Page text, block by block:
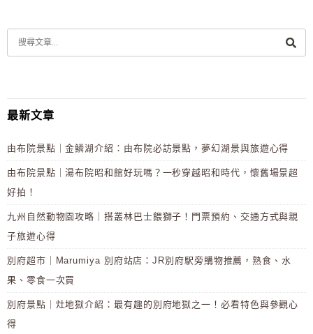
最新文章
由布院景點｜金鱗湖介紹：由布院必訪景點，夢幻湖景與旅遊心得
由布院景點｜湯布院昭和館好玩嗎？一秒穿越昭和時代，懷舊場景超
好拍！
九州自然動物園攻略｜搭叢林巴士餵獅子！門票預約、交通方式與親
子旅遊心得
別府超市｜Marumiya 別府站店：JR別府駅旁購物推薦，熟食、水
果、零食一次買
別府景點｜灶地獄介紹：最有趣的別府地獄之一！必看特色與參觀心
得